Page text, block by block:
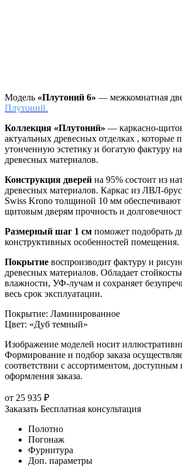
Модель «Плутоний 6» — межкомнатная
Плутоний.
Коллекция «Плутоний» — каркасно-
актуальных древесных отделках , которые
утонченную эстетику и богатую фактуру
древесных материалов.
Конструкция дверей на 95% состоит из
древесных материалов. Каркас из ЛВЛ-
Swiss Krono толщиной 10 мм обеспечивают
щитовым дверям прочность и
Размерный шаг 1 см поможет подобрать
конструктивных особенностей помещения.
Покрытие воспроизводит фактуру и
древесных материалов. Обладает
влажности, УФ-лучам и сохраняет
весь срок эксплуатации.
Покрытие: Ламинированное
Цвет: «Дуб темный»
Изображение моделей носит
Формирование и подбор заказа
соответствии с ассортиментом, доступным
оформления заказа.
от 25 935 ₽
Заказать Бесплатная консультация
Полотно
Погонаж
Фурнитура
Доп. параметры